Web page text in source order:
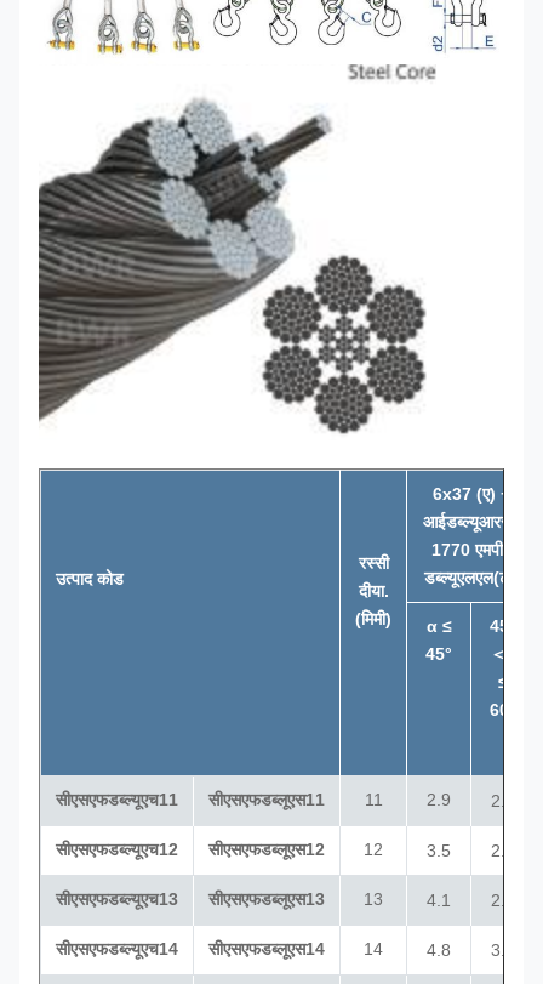
उत्पाद कोड
रस्सी
दीया.
(मिमी)
6x37 (ए) +
आईडब्ल्यूआरसी,
1770 एमपीए
डब्ल्यूएलएल(टी)
α ≤
45°
45°
＜
≤
60°
सीएसएफडब्ल्यूएच11 सीएसएफडब्लूएस11 11 2.9 2.1
सीएसएफडब्ल्यूएच12 सीएसएफडब्लूएस12 12 3.5 2.5
सीएसएफडब्ल्यूएच13 सीएसएफडब्लूएस13 13 4.1 2.9
सीएसएफडब्ल्यूएच14 सीएसएफडब्लूएस14 14 4.8 3.4